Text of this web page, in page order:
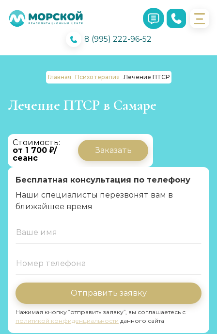
8 (995) 222-96-52
Главная Психотерапия Лечение ПТСР
Лечение ПТСР в Самаре
Стоимость:
от 1 700 ₽/
сеанс
Заказать
Бесплатная консультация по телефону
Наши специалисты перезвонят вам в
ближайшее время
Отправить заявку
Нажимая кнопку “отправить заявку”, вы соглашаетесь с
политикой конфиденциальности данного сайта